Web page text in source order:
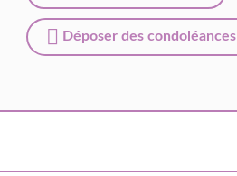
Déposer des condoléances